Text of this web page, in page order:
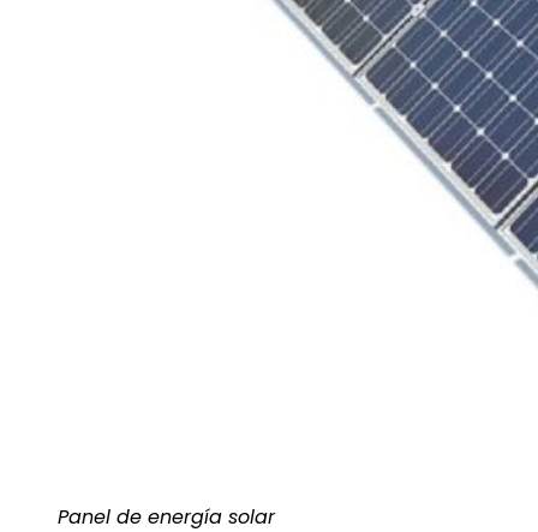
Panel de energía solar